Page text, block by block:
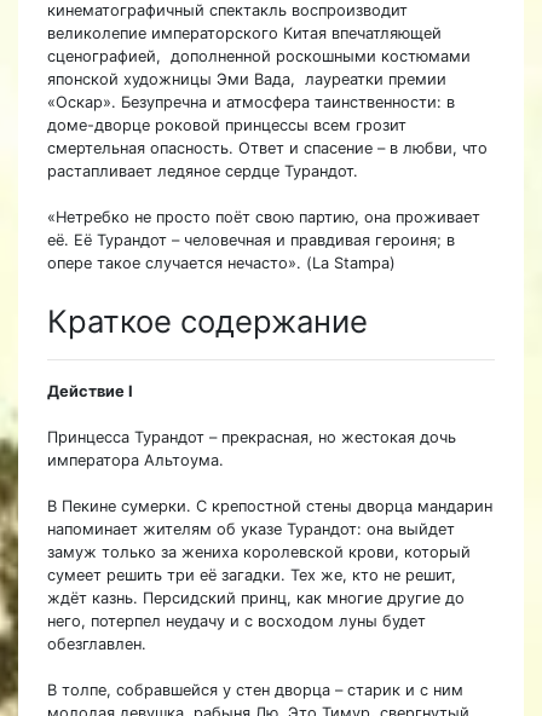
кинематографичный спектакль воспроизводит
великолепие императорского Китая впечатляющей
сценографией, дополненной роскошными костюмами
японской художницы Эми Вада, лауреатки премии
«Оскар». Безупречна и атмосфера таинственности: в
доме-дворце роковой принцессы всем грозит
смертельная опасность. Ответ и спасение – в любви, что
растапливает ледяное сердце Турандот.
«Нетребко не просто поёт свою партию, она проживает
её. Её Турандот – человечная и правдивая героиня; в
опере такое случается нечасто». (La Stampa)
Краткое содержание
Действие I
Принцесса Турандот – прекрасная, но жестокая дочь
императора Альтоума.
В Пекине сумерки. С крепостной стены дворца мандарин
напоминает жителям об указе Турандот: она выйдет
замуж только за жениха королевской крови, который
сумеет решить три её загадки. Тех же, кто не решит,
ждёт казнь. Персидский принц, как многие другие до
него, потерпел неудачу и с восходом луны будет
обезглавлен.
В толпе, собравшейся у стен дворца – старик и с ним